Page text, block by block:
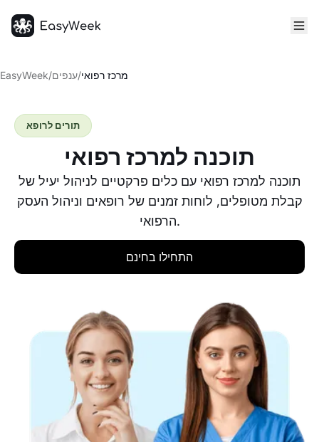
EasyWeek/ענפים/מרכז רפואי
תוכנה למרכז רפואי
תוכנה למרכז רפואי עם כלים פרקטיים לניהול יעיל של
קבלת מטופלים, לוחות זמנים של רופאים וניהול העסק
הרפואי.
תורים לרופא
התחילו בחינם